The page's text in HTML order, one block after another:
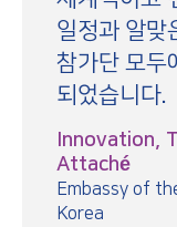
일정과 알맞
참가단 모두
되었습니다.
Innovation,
Attaché
Embassy of
Korea